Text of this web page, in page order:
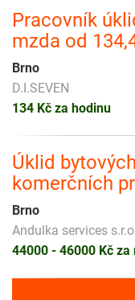
Pracovník
mzda od
Brno
D.I.SEVEN
134 Kč za hodinu
Úklid
komerčních
Brno
Andulka services
44000 - 46000 Kč za